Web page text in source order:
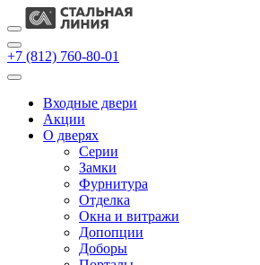
+7 (812) 760-80-01
Входные двери
Акции
О дверях
Cерии
Замки
Фурнитура
Отделка
Окна и витражи
Допопции
Доборы